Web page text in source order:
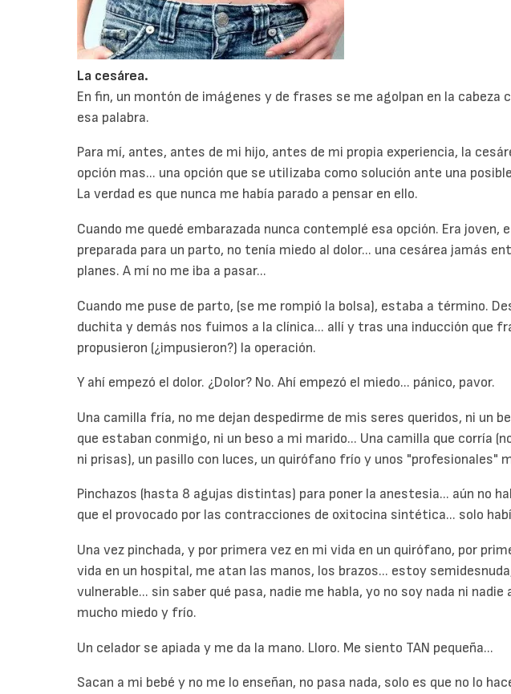
La cesárea.
En fin, un montón de imágenes y de frases se me agolpan en la cabeza
esa palabra.
Para mí, antes, antes de mi hijo, antes de mi propia experiencia, la
opción mas... una opción que se utilizaba como solución ante una
La verdad es que nunca me había parado a pensar en ello.
Cuando me quedé embarazada nunca contemplé esa opción. Era joven,
preparada para un parto, no tenía miedo al dolor... una cesárea jamás
planes. A mí no me iba a pasar...
Cuando me puse de parto, (se me rompió la bolsa), estaba a término.
duchita y demás nos fuimos a la clínica... allí y tras una inducción que
propusieron (¿impusieron?) la operación.
Y ahí empezó el dolor. ¿Dolor? No. Ahí empezó el miedo... pánico, pavor.
Una camilla fría, no me dejan despedirme de mis seres queridos, ni un
que estaban conmigo, ni un beso a mi marido... Una camilla que corría
ni prisas), un pasillo con luces, un quirófano frío y unos "profesionales"
Pinchazos (hasta 8 agujas distintas) para poner la anestesia... aún no
que el provocado por las contracciones de oxitocina sintética... solo
Una vez pinchada, y por primera vez en mi vida en un quirófano, por
vida en un hospital, me atan las manos, los brazos... estoy
vulnerable... sin saber qué pasa, nadie me habla, yo no soy nada ni nadie
mucho miedo y frío.
Un celador se apiada y me da la mano. Lloro. Me siento TAN pequeña...
Sacan a mi bebé y no me lo enseñan, no pasa nada, solo es que no lo